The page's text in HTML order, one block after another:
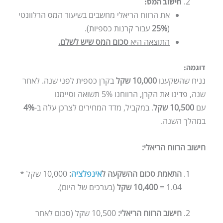
את הרווח הריאלי מחשבים בשיעור המס הרלוונטי
(
25%עבור קרנות כספיות).
התוצאה היא סכום המס שיש לשלם.
דוגמה:
נניח שהשקענו 10,000 שקל
בקרן כספית לפני שנה. לאחר
שנה, פדינו את הקרן, הרווחנו 5% תשואה וסיימנו
עם 10,500 שקל . במקביל, מדד המחירים לצרכן עלה ב-4%
במהלך השנה.
חישוב הרווח הריאלי:
התאמת סכום ההשקעה לאינפלציה:
10,000 שקל *
1.04 =
10,400 שקל (בערכים של היום).
חישוב הרווח הריאלי:
10,500 שקל (סכום לאחר